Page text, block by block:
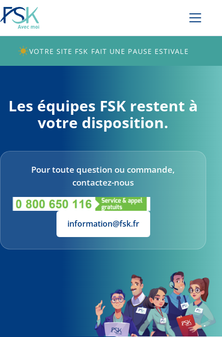
VOTRE SITE FSK FAIT UNE PAUSE ESTIVALE
Les équipes FSK restent à
votre disposition.
Pour toute question ou commande,
contactez-nous
information@fsk.fr